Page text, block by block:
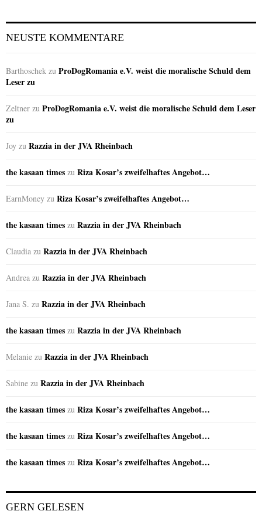
NEUSTE KOMMENTARE
Barthoschek zu ProDogRomania e.V. weist die moralische Schuld dem
Leser zu
Zeltner zu ProDogRomania e.V. weist die moralische Schuld dem Leser
zu
Joy zu Razzia in der JVA Rheinbach
the kasaan times zu Riza Kosar’s zweifelhaftes Angebot…
EarnMoney zu Riza Kosar’s zweifelhaftes Angebot…
the kasaan times zu Razzia in der JVA Rheinbach
Claudia zu Razzia in der JVA Rheinbach
Andrea zu Razzia in der JVA Rheinbach
Jana S. zu Razzia in der JVA Rheinbach
the kasaan times zu Razzia in der JVA Rheinbach
Melanie zu Razzia in der JVA Rheinbach
Sabine zu Razzia in der JVA Rheinbach
the kasaan times zu Riza Kosar’s zweifelhaftes Angebot…
the kasaan times zu Riza Kosar’s zweifelhaftes Angebot…
the kasaan times zu Riza Kosar’s zweifelhaftes Angebot…
GERN GELESEN